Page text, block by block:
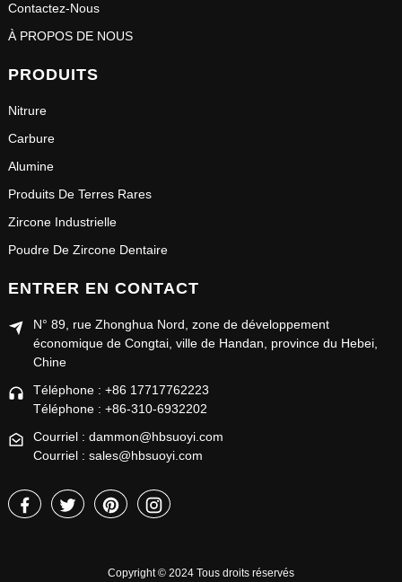
Contactez-Nous
À PROPOS DE NOUS
PRODUITS
Nitrure
Carbure
Alumine
Produits De Terres Rares
Zircone Industrielle
Poudre De Zircone Dentaire
ENTRER EN CONTACT
N° 89, rue Zhonghua Nord, zone de développement
économique de Congtai, ville de Handan, province du Hebei,
Chine
Téléphone : +86 17717762223
Téléphone : +86-310-6932202
Courriel : dammon@hbsuoyi.com
Courriel : sales@hbsuoyi.com
Copyright © 2024 Tous droits réservés